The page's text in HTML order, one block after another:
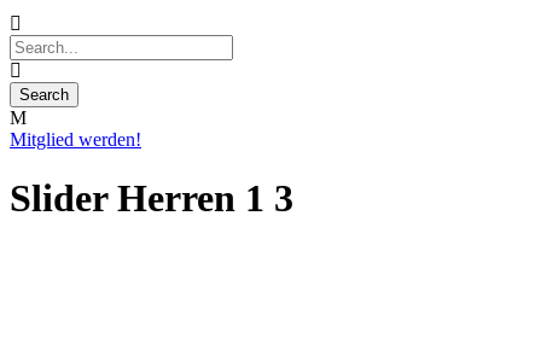
Mitglied werden!
Slider Herren 1 3